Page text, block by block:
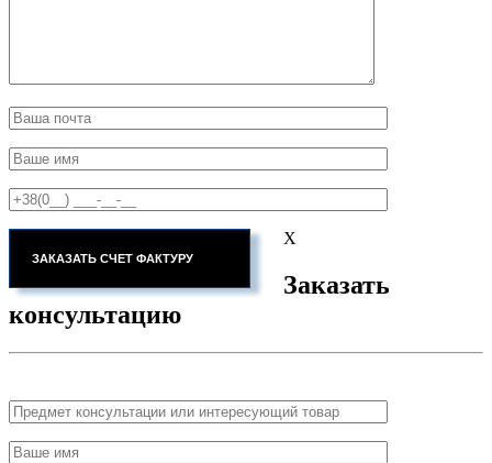
X
Заказать
консультацию